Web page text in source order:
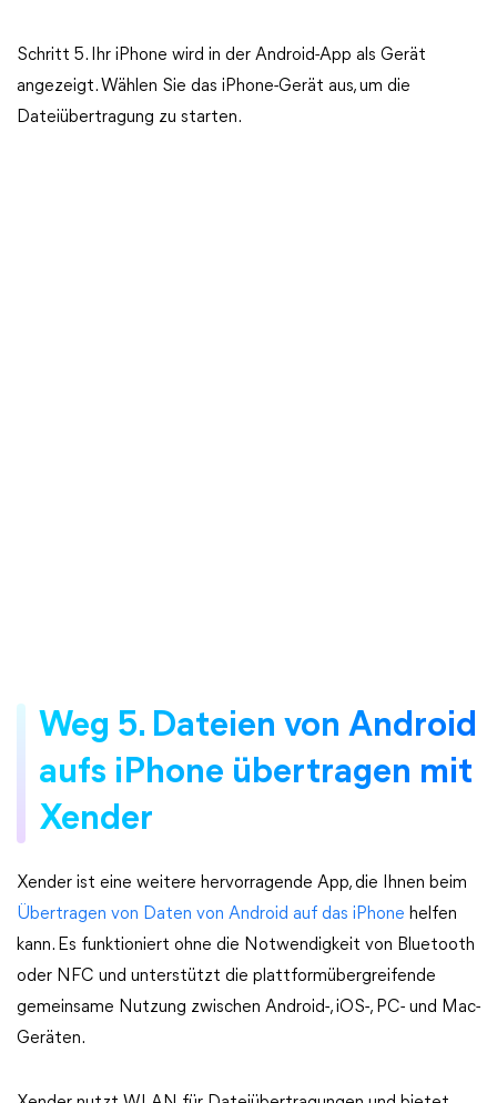
Schritt 5. Ihr iPhone wird in der Android-App als Gerät
angezeigt. Wählen Sie das iPhone-Gerät aus, um die
Dateiübertragung zu starten.
Weg 5. Dateien von Android
aufs iPhone übertragen mit
Xender
Xender ist eine weitere hervorragende App, die Ihnen beim
Übertragen von Daten von Android auf das iPhone helfen
kann. Es funktioniert ohne die Notwendigkeit von Bluetooth
oder NFC und unterstützt die plattformübergreifende
gemeinsame Nutzung zwischen Android-, iOS-, PC- und Mac-
Geräten.